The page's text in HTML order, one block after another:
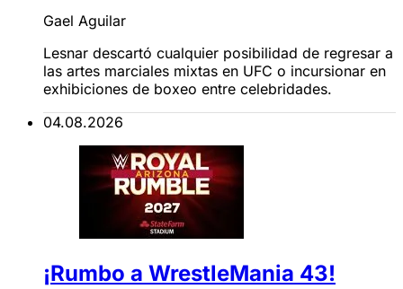
Gael Aguilar
Lesnar descartó cualquier posibilidad de regresar a
las artes marciales mixtas en UFC o incursionar en
exhibiciones de boxeo entre celebridades.
04.08.2026
¡Rumbo a WrestleMania 43!